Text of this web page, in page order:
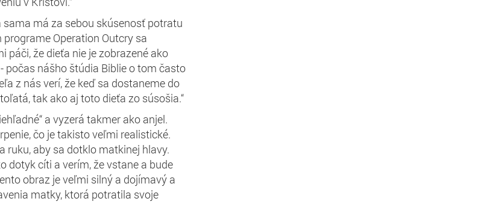
má za sebou skúsenosť potratu
Operation Outcry sa
páči, že dieťa nie je zobrazené ako
počas nášho štúdia Biblie o tom často
z nás verí, že keď sa dostaneme do
tak ako aj toto dieťa zo súsošia.“
a vyzerá takmer ako anjel.
čo je takisto veľmi realistické.
ruku, aby sa dotklo matkinej hlavy.
dotyk cíti a verím, že vstane a bude
obraz je veľmi silný a dojímavý a
matky, ktorá potratila svoje